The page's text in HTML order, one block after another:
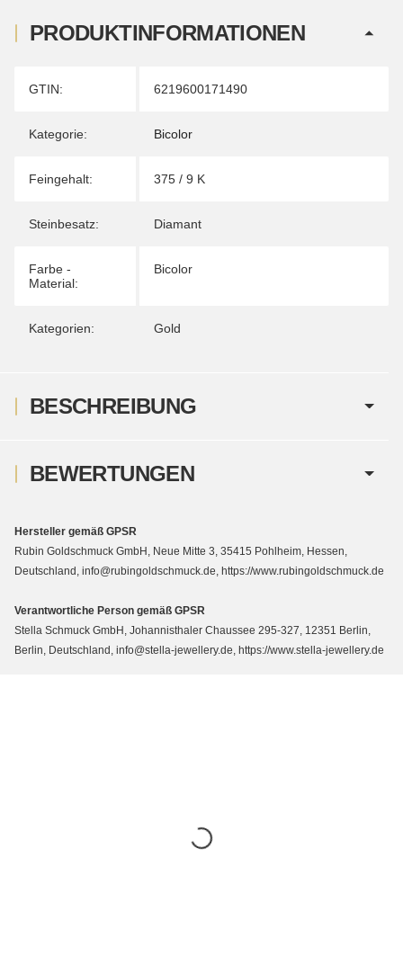
PRODUKTINFORMATIONEN
Produkteigenschaft
Wert
GTIN: 6219600171490
Kategorie: Bicolor
Feingehalt: 375 / 9 K
Steinbesatz: Diamant
Farbe -
Material:
Bicolor
Kategorien: Gold
BESCHREIBUNG
BEWERTUNGEN
Hersteller gemäß GPSR
Rubin Goldschmuck GmbH, Neue Mitte 3, 35415 Pohlheim, Hessen,
Deutschland, info@rubingoldschmuck.de, https://www.rubingoldschmuck.de
Verantwortliche Person gemäß GPSR
Stella Schmuck GmbH, Johannisthaler Chaussee 295-327, 12351 Berlin,
Berlin, Deutschland, info@stella-jewellery.de, https://www.stella-jewellery.de